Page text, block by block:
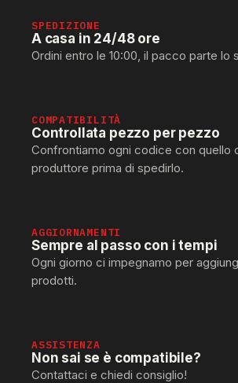
SPEDIZIONE
A casa in 24/48 ore
Ordini entro le 10:00, il pacco parte lo
COMPATIBILITÀ
Controllata pezzo per pezzo
Confrontiamo ogni codice con quello
produttore prima di spedirlo.
AGGIORNAMENTI
Sempre al passo con i tempi
Ogni giorno ci impegnamo per
prodotti.
ASSISTENZA
Non sai se è compatibile?
Contattaci e chiedi consiglio!